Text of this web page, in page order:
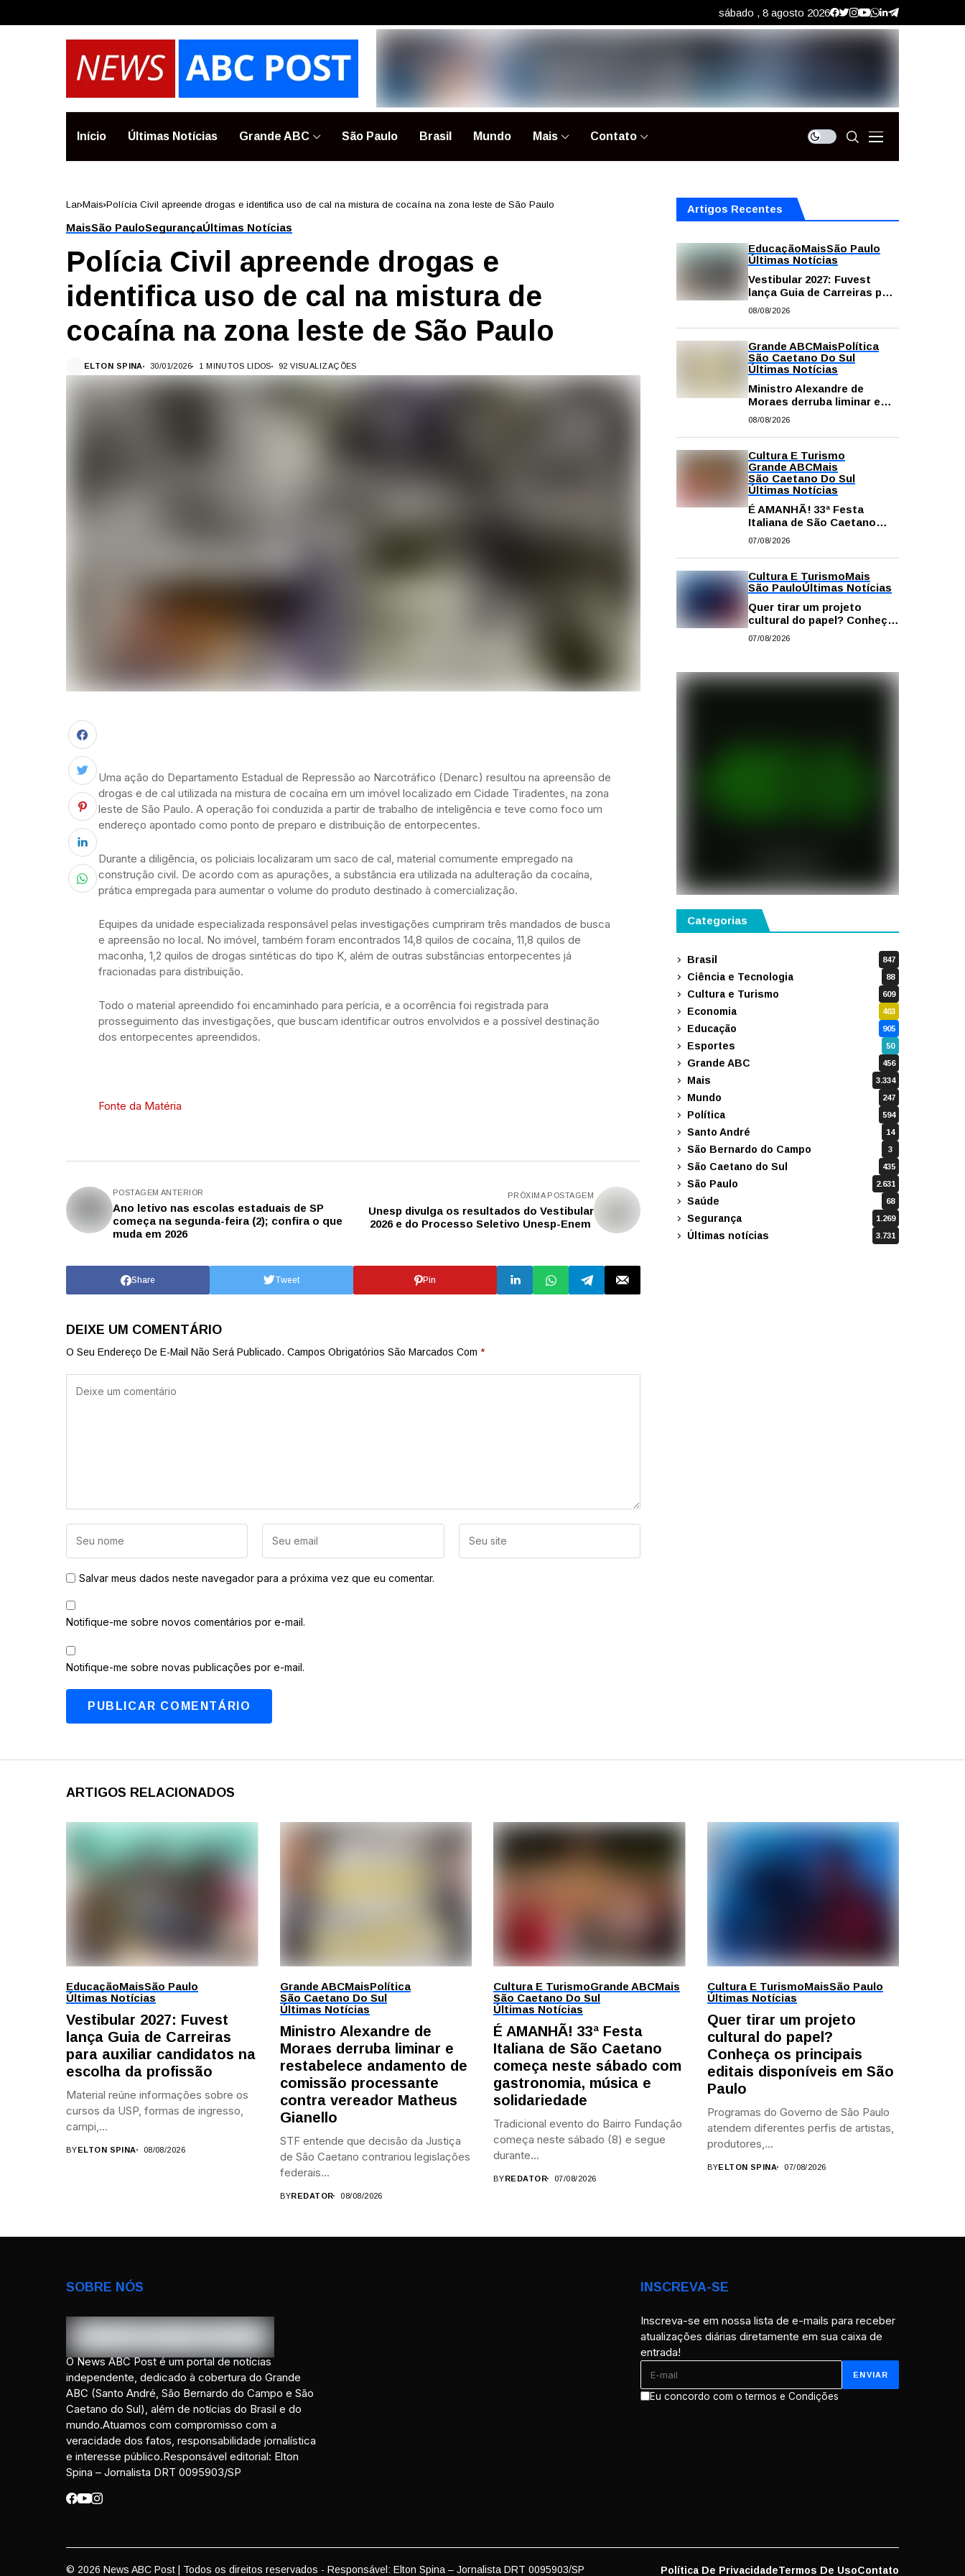
sábado , 8 agosto 2026
Início Últimas Notícias Grande ABC São Paulo Brasil Mundo Mais Contato
Lar Mais Polícia Civil apreende drogas e identifica uso de cal na mistura de cocaína na zona leste de São Paulo
MaisSão PauloSegurançaÚltimas Notícias
Polícia Civil apreende drogas e
identifica uso de cal na mistura de
cocaína na zona leste de São Paulo
ELTON SPINA 30/01/2026 1 MINUTOS LIDOS 92 VISUALIZAÇÕES
Uma ação do Departamento Estadual de Repressão ao Narcotráfico (Denarc) resultou na apreensão de
drogas e de cal utilizada na mistura de cocaína em um imóvel localizado em Cidade Tiradentes, na zona
leste de São Paulo. A operação foi conduzida a partir de trabalho de inteligência e teve como foco um
endereço apontado como ponto de preparo e distribuição de entorpecentes.
Durante a diligência, os policiais localizaram um saco de cal, material comumente empregado na
construção civil. De acordo com as apurações, a substância era utilizada na adulteração da cocaína,
prática empregada para aumentar o volume do produto destinado à comercialização.
Equipes da unidade especializada responsável pelas investigações cumpriram três mandados de busca
e apreensão no local. No imóvel, também foram encontrados 14,8 quilos de cocaína, 11,8 quilos de
maconha, 1,2 quilos de drogas sintéticas do tipo K, além de outras substâncias entorpecentes já
fracionadas para distribuição.
Todo o material apreendido foi encaminhado para perícia, e a ocorrência foi registrada para
prosseguimento das investigações, que buscam identificar outros envolvidos e a possível destinação
dos entorpecentes apreendidos.
Fonte da Matéria
POSTAGEM ANTERIOR
Ano letivo nas escolas estaduais de SP
começa na segunda-feira (2); confira o que
muda em 2026
PRÓXIMA POSTAGEM
Unesp divulga os resultados do Vestibular
2026 e do Processo Seletivo Unesp-Enem
Share Tweet Pin
DEIXE UM COMENTÁRIO
O Seu Endereço De E-Mail Não Será Publicado. Campos Obrigatórios São Marcados Com *
Salvar meus dados neste navegador para a próxima vez que eu comentar.
Notifique-me sobre novos comentários por e-mail.
Notifique-me sobre novas publicações por e-mail.
Artigos Recentes
EducaçãoMaisSão Paulo
Últimas Notícias
Vestibular 2027: Fuvest
lança Guia de Carreiras para
auxiliar candidatos na
08/08/2026
Grande ABCMaisPolítica
São Caetano Do Sul
Últimas Notícias
Ministro Alexandre de
Moraes derruba liminar e
restabelece andamento de
contra vereador Matheus
Gianello
08/08/2026
Cultura E Turismo
Grande ABCMais
São Caetano Do Sul
Últimas Notícias
É AMANHÃ! 33ª Festa
Italiana de São Caetano
começa neste sábado com
solidariedade
07/08/2026
Cultura E TurismoMais
São PauloÚltimas Notícias
Quer tirar um projeto
cultural do papel? Conheça
os principais editais
07/08/2026
Categorias
Brasil 847
Ciência e Tecnologia 88
Cultura e Turismo 609
Economia 403
Educação 905
Esportes 50
Grande ABC 456
Mais 3.334
Mundo 247
Política 594
Santo André 14
São Bernardo do Campo 3
São Caetano do Sul 435
São Paulo 2.631
Saúde 68
Segurança 1.269
Últimas notícias 3.731
ARTIGOS RELACIONADOS
EducaçãoMaisSão Paulo
Últimas Notícias
Vestibular 2027: Fuvest
lança Guia de Carreiras
para auxiliar candidatos na
escolha da profissão
Material reúne informações sobre os
cursos da USP, formas de ingresso,
campi,...
BYELTON SPINA 08/08/2026
Grande ABCMaisPolítica
São Caetano Do Sul
Últimas Notícias
Ministro Alexandre de
Moraes derruba liminar e
restabelece andamento de
comissão processante
contra vereador Matheus
Gianello
STF entende que decisão da Justiça
de São Caetano contrariou legislações
federais...
BYREDATOR 08/08/2026
Cultura E TurismoGrande ABCMais
São Caetano Do Sul
Últimas Notícias
É AMANHÃ! 33ª Festa
Italiana de São Caetano
começa neste sábado com
gastronomia, música e
solidariedade
Tradicional evento do Bairro Fundação
começa neste sábado (8) e segue
durante...
BYREDATOR 07/08/2026
Cultura E TurismoMaisSão Paulo
Últimas Notícias
Quer tirar um projeto
cultural do papel?
Conheça os principais
editais disponíveis em São
Paulo
Programas do Governo de São Paulo
atendem diferentes perfis de artistas,
produtores,...
BYELTON SPINA 07/08/2026
SOBRE NÓS
O News ABC Post é um portal de notícias
independente, dedicado à cobertura do Grande
ABC (Santo André, São Bernardo do Campo e São
Caetano do Sul), além de notícias do Brasil e do
mundo.Atuamos com compromisso com a
veracidade dos fatos, responsabilidade jornalística
e interesse público.Responsável editorial: Elton
Spina – Jornalista DRT 0095903/SP
INSCREVA-SE
Inscreva-se em nossa lista de e-mails para receber
atualizações diárias diretamente em sua caixa de
entrada!
Eu concordo com o termos e Condições
© 2026 News ABC Post | Todos os direitos reservados - Responsável: Elton Spina – Jornalista DRT 0095903/SP Política De PrivacidadeTermos De UsoContato